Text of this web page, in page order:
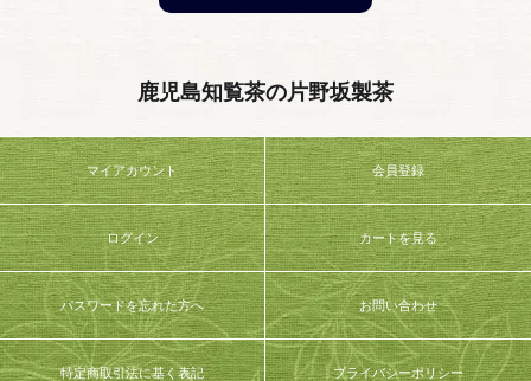
鹿児島知覧茶の片野坂製茶
マイアカウント 会員登録
ログイン カートを見る
パスワードを忘れた方へ お問い合わせ
特定商取引法に基く表記 プライバシーポリシー